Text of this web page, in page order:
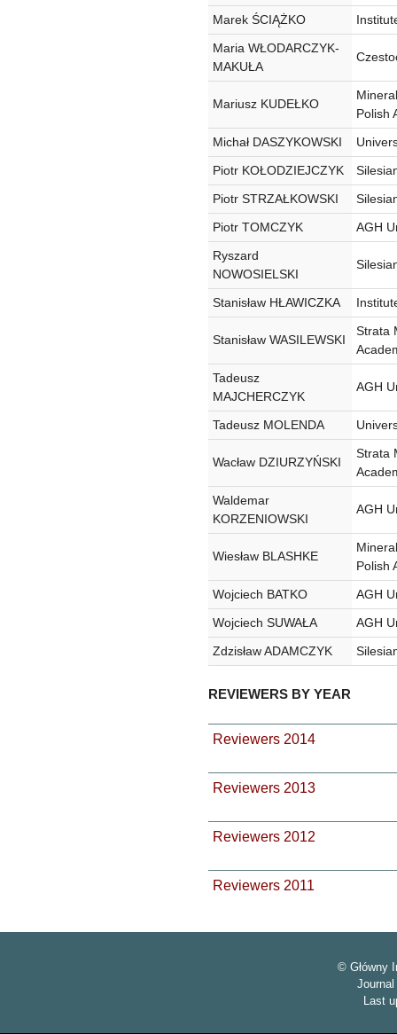
Marek ŚCIĄŻKO
Maria WŁODARCZYK-
MAKUŁA
Mariusz KUDEŁKO
Polish
Michał DASZYKOWSKI
Piotr KOŁODZIEJCZYK
Piotr STRZAŁKOWSKI
Piotr TOMCZYK
AGH
Ryszard
NOWOSIELSKI
Stanisław HŁAWICZKA
Stanisław WASILEWSKI
Strata
Tadeusz
MAJCHERCZYK
AGH
Tadeusz MOLENDA
Wacław DZIURZYŃSKI
Strata
Waldemar
KORZENIOWSKI
AGH
Wiesław BLASHKE
Polish
Wojciech BATKO
AGH
Wojciech SUWAŁA
AGH
Zdzisław ADAMCZYK
REVIEWERS BY YEAR
Reviewers 2014
Reviewers 2013
Reviewers 2012
Reviewers 2011
© Główny
Last